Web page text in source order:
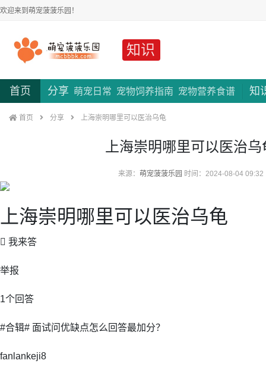
欢迎来到萌宠菠菠乐园！
知识
首页 分享 萌宠日常 宠物饲养指南 宠物营养食谱 知
首页 分享 上海崇明哪里可以医治乌龟
上海崇明哪里可以医治乌
来源： 萌宠菠菠乐园 时间：2024-08-04 09:32
上海崇明哪里可以医治乌龟
 我来答
举报
1个回答
#合辑# 面试问优缺点怎么回答最加分？
fanlankeji8